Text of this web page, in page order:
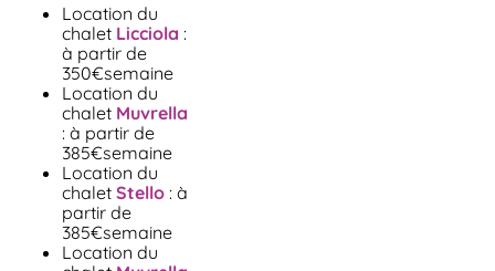
Location du
chalet Licciola :
à partir de
350€semaine
Location du
chalet Muvrella
: à partir de
385€semaine
Location du
chalet Stello : à
partir de
385€semaine
Location du